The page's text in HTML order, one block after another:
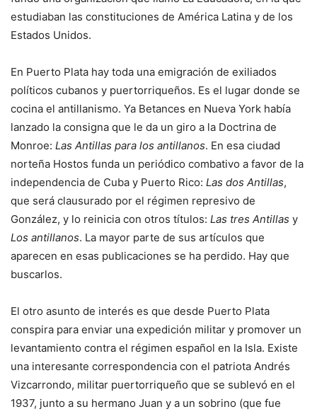
estudiaban las constituciones de América Latina y de los
Estados Unidos.
En Puerto Plata hay toda una emigración de exiliados
políticos cubanos y puertorriqueños. Es el lugar donde se
cocina el antillanismo. Ya Betances en Nueva York había
lanzado la consigna que le da un giro a la Doctrina de
Monroe: Las Antillas para los antillanos. En esa ciudad
norteña Hostos funda un periódico combativo a favor de la
independencia de Cuba y Puerto Rico: Las dos Antillas,
que será clausurado por el régimen represivo de
González, y lo reinicia con otros títulos: Las tres Antillas y
Los antillanos. La mayor parte de sus artículos que
aparecen en esas publicaciones se ha perdido. Hay que
buscarlos.
El otro asunto de interés es que desde Puerto Plata
conspira para enviar una expedición militar y promover un
levantamiento contra el régimen español en la Isla. Existe
una interesante correspondencia con el patriota Andrés
Vizcarrondo, militar puertorriqueño que se sublevó en el
1937, junto a su hermano Juan y a un sobrino (que fue